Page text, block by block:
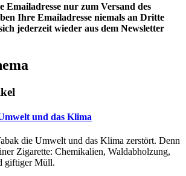
Emailadresse nur zum Versand des
Ihre Emailadresse niemals an Dritte
jederzeit wieder aus dem Newsletter
und das Klima
die Umwelt und das Klima zerstört. Denn
Zigarette: Chemikalien, Waldabholzung,
giftiger Müll.